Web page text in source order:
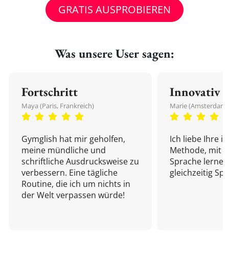
GRATIS AUSPROBIEREN
Was unsere User sagen:
Fortschritt
Maya (Paris, Frankreich)
Gymglish hat mir geholfen,
meine mündliche und
schriftliche Ausdrucksweise zu
verbessern. Eine tägliche
Routine, die ich um nichts in
der Welt verpassen würde!
Innovativ
Marie
Ich liebe Ihre
Methode, mit
Sprache
gleichzeitig